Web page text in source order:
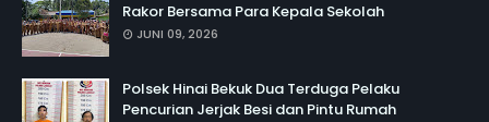
Rakor Bersama Para Kepala Sekolah
JUNI 09, 2026
Polsek Hinai Bekuk Dua Terduga Pelaku
Pencurian Jerjak Besi dan Pintu Rumah